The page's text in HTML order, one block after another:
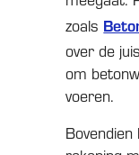
zoals
over de
om
voeren.